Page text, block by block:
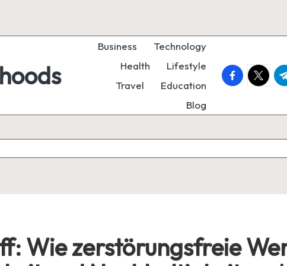
Business
Technology
Health
Lifestyle
Travel
Education
Blog
Wie zerstörungsfreie